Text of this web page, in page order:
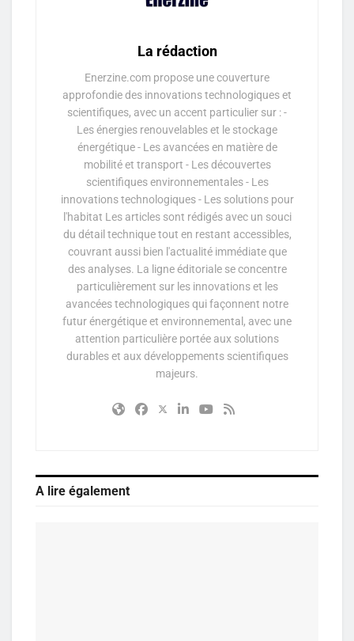
La rédaction
Enerzine.com propose une couverture
approfondie des innovations technologiques et
scientifiques, avec un accent particulier sur : -
Les énergies renouvelables et le stockage
énergétique - Les avancées en matière de
mobilité et transport - Les découvertes
scientifiques environnementales - Les
innovations technologiques - Les solutions pour
l'habitat Les articles sont rédigés avec un souci
du détail technique tout en restant accessibles,
couvrant aussi bien l'actualité immédiate que
des analyses. La ligne éditoriale se concentre
particulièrement sur les innovations et les
avancées technologiques qui façonnent notre
futur énergétique et environnemental, avec une
attention particulière portée aux solutions
durables et aux développements scientifiques
majeurs.
A lire également